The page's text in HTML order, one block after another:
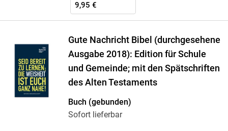
9,95 €
Gute Nachricht Bibel (durchgesehene
Ausgabe 2018): Edition für Schule
und Gemeinde; mit den Spätschriften
des Alten Testaments
Buch (gebunden)
Sofort lieferbar